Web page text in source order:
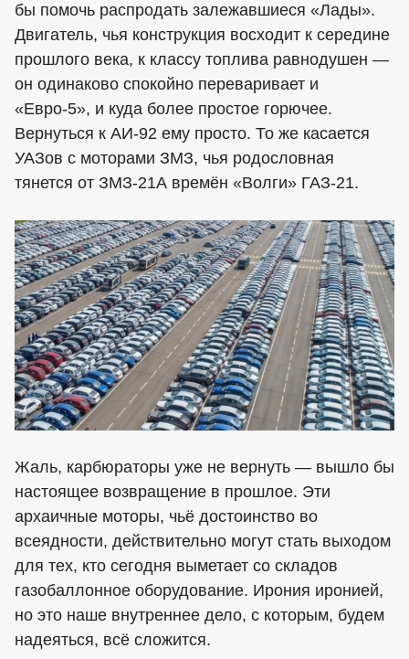
бы помочь распродать залежавшиеся «Лады».
Двигатель, чья конструкция восходит к середине
прошлого века, к классу топлива равнодушен —
он одинаково спокойно переваривает и
«Евро-5», и куда более простое горючее.
Вернуться к АИ-92 ему просто. То же касается
УАЗов с моторами ЗМЗ, чья родословная
тянется от ЗМЗ-21А времён «Волги» ГАЗ-21.
Жаль, карбюраторы уже не вернуть — вышло бы
настоящее возвращение в прошлое. Эти
архаичные моторы, чьё достоинство во
всеядности, действительно могут стать выходом
для тех, кто сегодня выметает со складов
газобаллонное оборудование. Ирония иронией,
но это наше внутреннее дело, с которым, будем
надеяться, всё сложится.